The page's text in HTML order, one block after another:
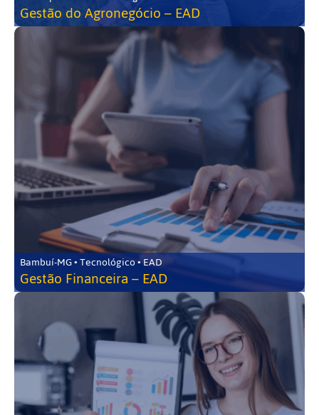
Gestão do Agronegócio – EAD
Bambuí-MG • Tecnológico • EAD
Gestão Financeira – EAD